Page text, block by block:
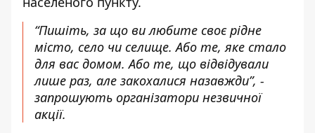
“Пишіть, за що ви любите своє рідне
місто, село чи селище. Або те, яке стало
для вас домом. Або те, що відвідували
лише раз, але закохалися назавжди”, -
запрошують організатори незвичної
акції.